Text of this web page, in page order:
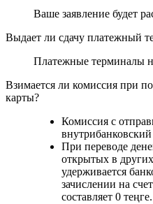
Ваше заявление будет
Выдает ли сдачу платежный
Платежные терминалы
Взимается ли комиссия при
карты?
Комиссия с
внутрибанковский
При переводе
открытых в
удерживается
зачислении на
составляет 0 теңге.